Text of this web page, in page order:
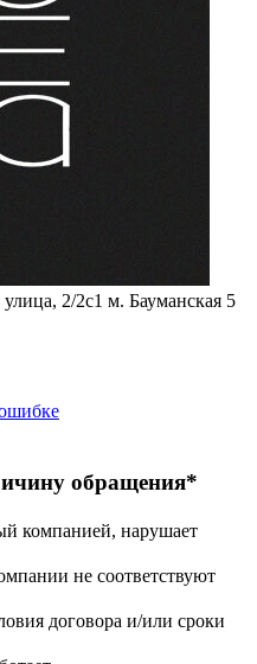
2/2с1 м. Бауманская 5
обращения*
компанией, нарушает
не соответствуют
договора и/или сроки